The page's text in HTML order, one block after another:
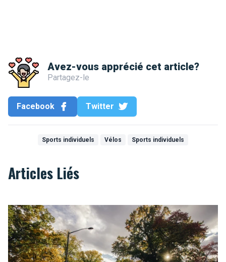
Avez-vous apprécié cet article?
Partagez-le
Facebook Twitter
Sports individuels Vélos Sports individuels
Articles Liés
Où pratiquer son fitness en plein air à Bruxelles?